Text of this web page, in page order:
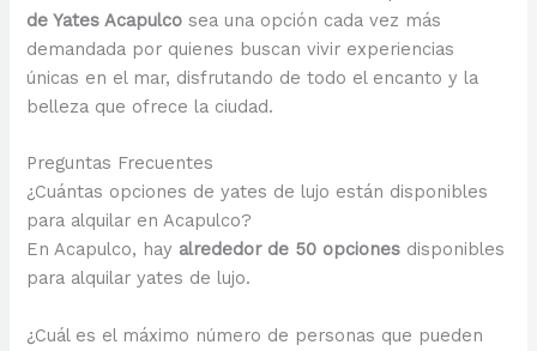
de Yates Acapulco sea una opción cada vez más
demandada por quienes buscan vivir experiencias
únicas en el mar, disfrutando de todo el encanto y la
belleza que ofrece la ciudad.
Preguntas Frecuentes
¿Cuántas opciones de yates de lujo están disponibles
para alquilar en Acapulco?
En Acapulco, hay alrededor de 50 opciones disponibles
para alquilar yates de lujo.
¿Cuál es el máximo número de personas que pueden